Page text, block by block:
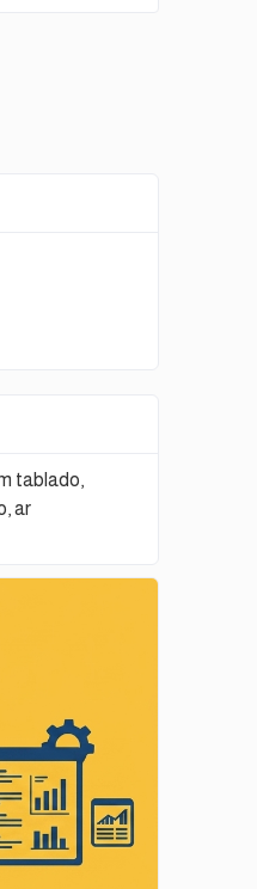
tablado,
ar